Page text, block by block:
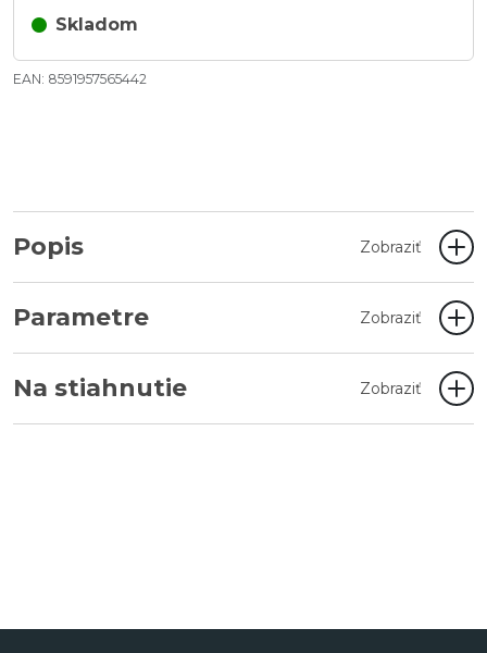
Skladom
EAN: 8591957565442
Popis Zobraziť
Parametre Zobraziť
Na stiahnutie Zobraziť